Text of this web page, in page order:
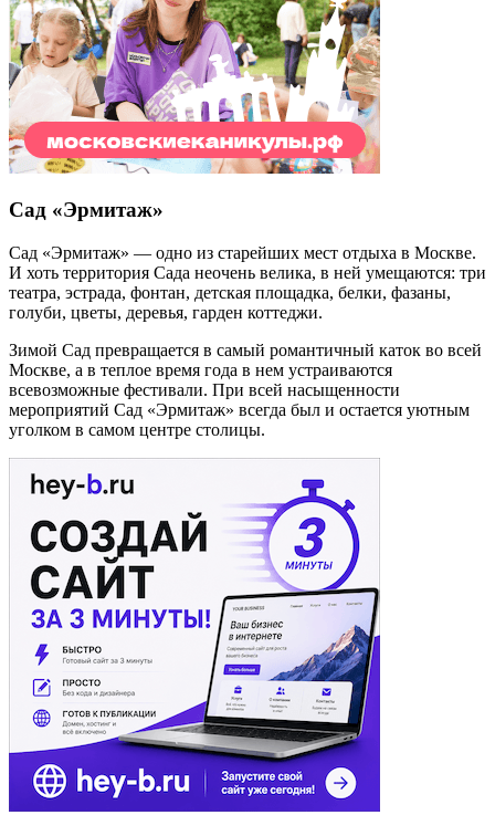
Сад «Эрмитаж»
Сад «Эрмитаж» — одно из старейших мест отдыха в Москве.
И хоть территория Сада неочень велика, в ней умещаются: три
театра, эстрада, фонтан, детская площадка, белки, фазаны,
голуби, цветы, деревья, гарден коттеджи.
Зимой Сад превращается в самый романтичный каток во всей
Москве, а в теплое время года в нем устраиваются
всевозможные фестивали. При всей насыщенности
мероприятий Сад «Эрмитаж» всегда был и остается уютным
уголком в самом центре столицы.